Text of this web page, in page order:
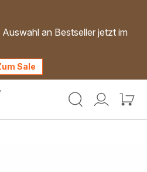
an Bestseller jetzt im
Sale
Mein
Mein